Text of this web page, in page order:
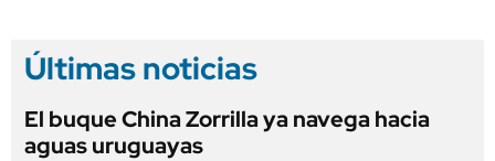
Últimas noticias
El buque China Zorrilla ya navega hacia
aguas uruguayas